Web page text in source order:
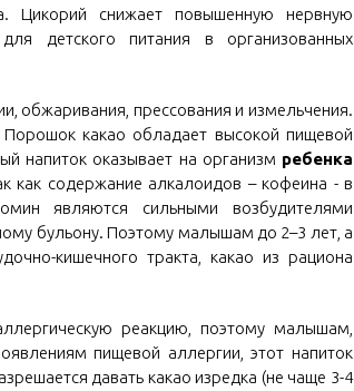
Цикорий снижает повышенную нервную
детского питания в организованных
обжаривания, прессования и измельчения.
какао обладает высокой пищевой
напиток оказывает на организм ребенка
как содержание алкалоидов – кофеина - в
являются сильными возбудителями
бульону. Поэтому малышам до 2–3 лет, а
кишечного тракта, какао из рациона
реакцию, поэтому малышам,
пищевой аллергии, этот напиток
давать какао изредка (не чаще 3-4